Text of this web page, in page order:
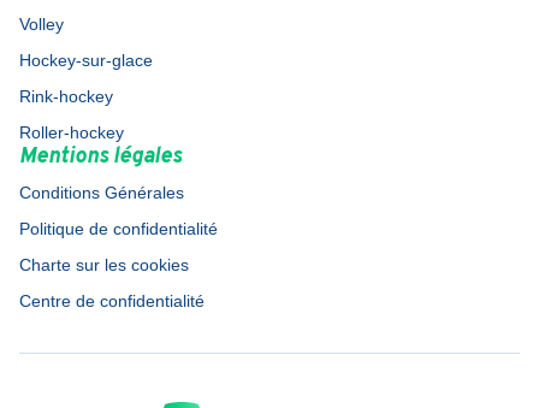
Volley
Hockey-sur-glace
Rink-hockey
Roller-hockey
Mentions légales
Conditions Générales
Politique de confidentialité
Charte sur les cookies
Centre de confidentialité